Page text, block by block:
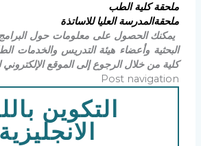
ملحقة كلية الطب
ملحقةالمدرسة العليا للاساتذة
يمكنك الحصول على معلومات حول البرامج
البحثية وأعضاء هيئة التدريس والخدمات
كلية من خلال الرجوع إلى الموقع الإلكتروني
Post navigation
التكوين
الانجليزية